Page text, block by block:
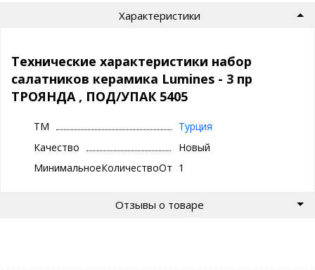
Характеристики
Технические характеристики набор
салатников керамика Lumines - 3 пр
ТРОЯНДА , ПОД/УПАК 5405
ТМ
Турция
Качество
Новый
МинимальноеКоличествоОтгрузки
1
Отзывы о товаре